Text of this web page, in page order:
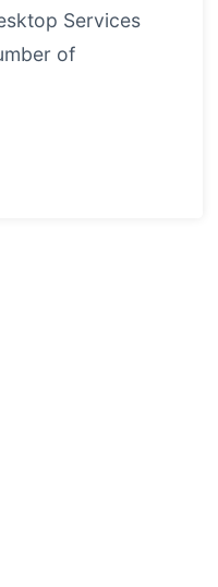
Services
of